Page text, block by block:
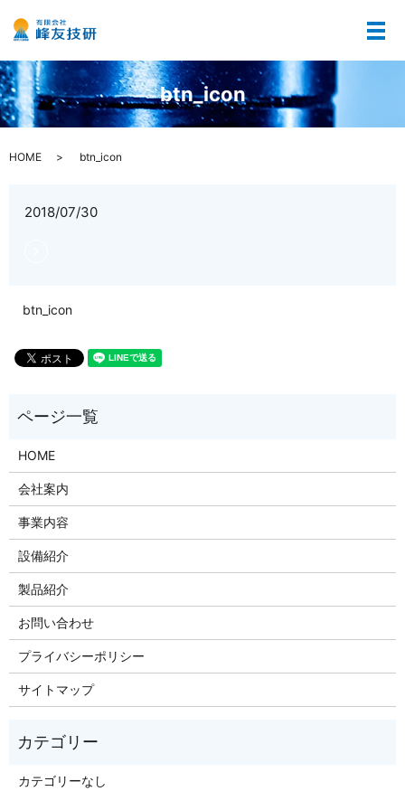
メ
btn_icon
HOME btn_icon
2018/07/30
btn_icon
HOME
会社案内
事業内容
設備紹介
製品紹介
お問い合わせ
プライバシーポリシー
サイトマップ
カテゴリーなし